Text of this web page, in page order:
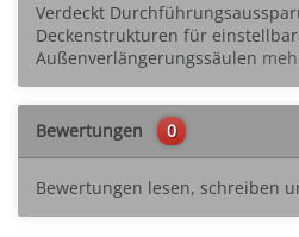
Verdeckt
Deckenstrukturen für
Außenverlängerungssäulen
Bewertungen 0
Bewertungen lesen, schreiben